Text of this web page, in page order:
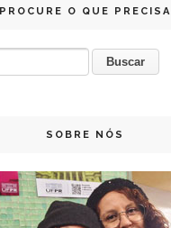
PROCURE O QUE PRECISA
SOBRE NÓS